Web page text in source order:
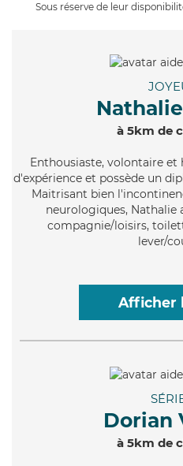
Sous réserve de leur
Nathalie
à 5km de
Enthousiaste, volontaire et
d'expérience et possède un
Maitrisant bien
neurologiques, Nathalie
compagnie/loisirs,
lever/
Afficher
Dorian
à 5km de